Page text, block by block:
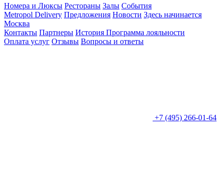
Номера и Люксы Рестораны Залы События
Metropol Delivery Предложения Новости Здесь начинается
Москва
Контакты Партнеры История Программа лояльности
Оплата услуг Отзывы Вопросы и ответы
+7 (495) 266-01-64